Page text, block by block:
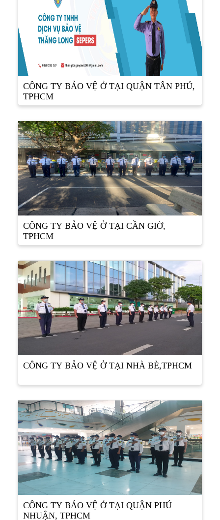
CÔNG TY BẢO VỆ Ở TẠI QUẬN TÂN PHÚ,
TPHCM
CÔNG TY BẢO VỆ Ở TẠI CẦN GIỜ,
TPHCM
CÔNG TY BẢO VỆ Ở TẠI NHÀ BÈ,TPHCM
CÔNG TY BẢO VỆ Ở TẠI QUẬN PHÚ
NHUẬN, TPHCM